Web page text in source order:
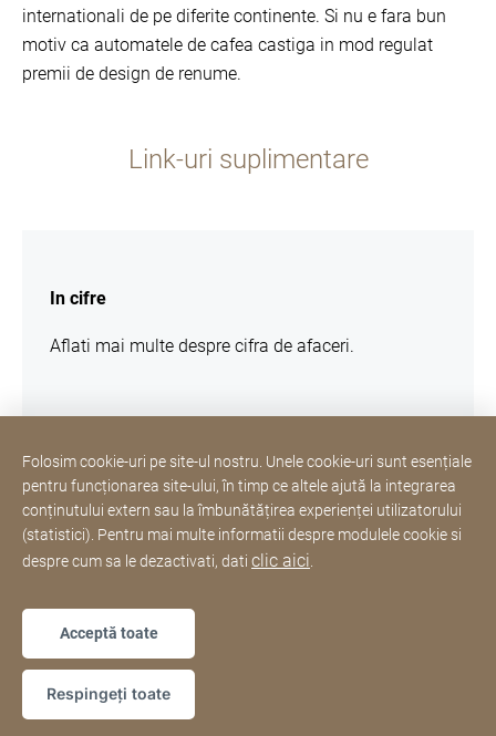
internationali de pe diferite continente. Si nu e fara bun
motiv ca automatele de cafea castiga in mod regulat
premii de design de renume.
Link-uri suplimentare
In cifre
Aflati mai multe despre cifra de afaceri.
informatii
Hotline si servicii clienti
Web
information]
Cu recunostinta
Declarație privind accesibilitatea
Folosim cookie-uri pe site-ul nostru. Unele cookie-uri sunt esențiale
pentru funcționarea site-ului, în timp ce altele ajută la integrarea
conținutului extern sau la îmbunătățirea experienței utilizatorului
(statistici). Pentru mai multe informatii despre modulele cookie si
despre cum sa le dezactivati, dati clic aici
Acceptă toate
Respingeți toate